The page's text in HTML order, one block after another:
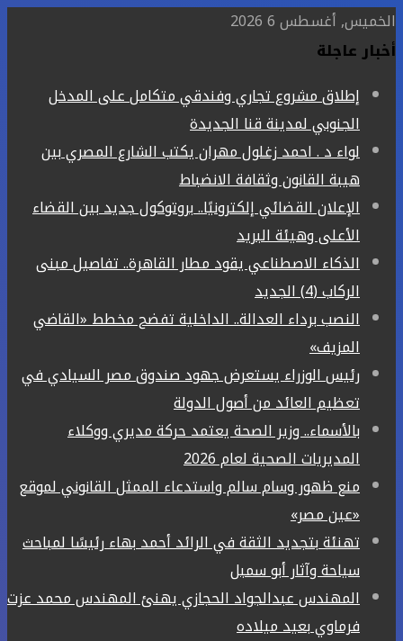
الخميس, أغسطس 6 2026
أخبار عاجلة
إطلاق مشروع تجاري وفندقي متكامل على المدخل
الجنوبي لمدينة قنا الجديدة
لواء د . احمد زغلول مهران يكتب الشارع المصري بين
هيبة القانون وثقافة الانضباط
الإعلان القضائي إلكترونيًا.. بروتوكول جديد بين القضاء
الأعلى وهيئة البريد
الذكاء الاصطناعي يقود مطار القاهرة.. تفاصيل مبنى
الركاب (4) الجديد
النصب برداء العدالة.. الداخلية تفضح مخطط «القاضي
المزيف»
رئيس الوزراء يستعرض جهود صندوق مصر السيادي في
تعظيم العائد من أصول الدولة
بالأسماء.. وزير الصحة يعتمد حركة مديري ووكلاء
المديريات الصحية لعام 2026
منع ظهور وسام سالم واستدعاء الممثل القانوني لموقع
«عين مصر»
تهنئة بتجديد الثقة في الرائد أحمد بهاء رئيسًا لمباحث
سياحة وآثار أبو سمبل
المهندس عبدالجواد الحجازي يهنئ المهندس محمد عزت
فرماوي بعيد ميلاده